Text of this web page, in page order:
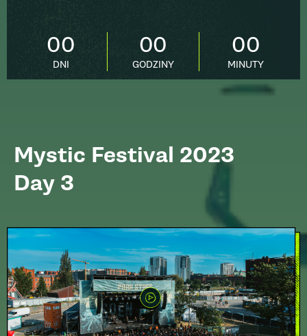
Mystic Festival 2023
Day 3
00
DNI
00
GODZINY
00
MINUTY